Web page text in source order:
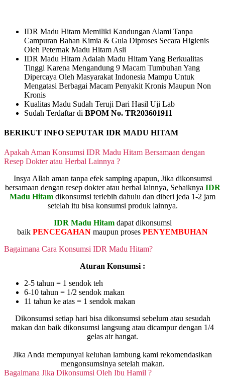
IDR Madu Hitam Memiliki Kandungan Alami Tanpa
Campuran Bahan Kimia & Gula Diproses Secara Higienis
Oleh Peternak Madu Hitam Asli
IDR Madu Hitam Adalah Madu Hitam Yang Berkualitas
Tinggi Karena Mengandung 9 Macam Tumbuhan Yang
Dipercaya Oleh Masyarakat Indonesia Mampu Untuk
Mengatasi Berbagai Macam Penyakit Kronis Maupun Non
Kronis
Kualitas Madu Sudah Teruji Dari Hasil Uji Lab
Sudah Terdaftar di BPOM No. TR203601911
BERIKUT INFO SEPUTAR IDR MADU HITAM
Apakah Aman Konsumsi IDR Madu Hitam Bersamaan dengan
Resep Dokter atau Herbal Lainnya ?
Insya Allah aman tanpa efek samping apapun, Jika dikonsumsi
bersamaan dengan resep dokter atau herbal lainnya, Sebaiknya IDR
Madu Hitam dikonsumsi terlebih dahulu dan diberi jeda 1-2 jam
setelah itu bisa konsumsi produk lainnya.
IDR Madu Hitamdapat dikonsumsi
baik PENCEGAHAN maupun proses PENYEMBUHAN
Bagaimana Cara Konsumsi IDR Madu Hitam?
Aturan Konsumsi :
2-5 tahun = 1 sendok teh
6-10 tahun = 1/2 sendok makan
11 tahun ke atas = 1 sendok makan
Dikonsumsi setiap hari bisa dikonsumsi sebelum atau sesudah
makan dan baik dikonsumsi langsung atau dicampur dengan 1/4
gelas air hangat.
Jika Anda mempunyai keluhan lambung kami rekomendasikan
mengonsumsinya setelah makan.
Bagaimana Jika Dikonsumsi Oleh Ibu Hamil ?